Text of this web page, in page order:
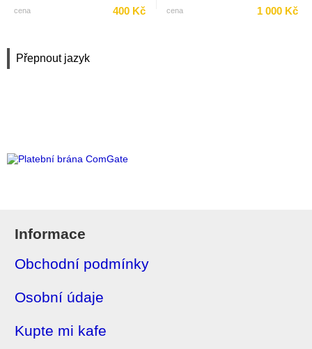
Přepnout jazyk
cena 400 Kč cena 1 000 Kč
Informace
Obchodní podmínky
Osobní údaje
Kupte mi kafe